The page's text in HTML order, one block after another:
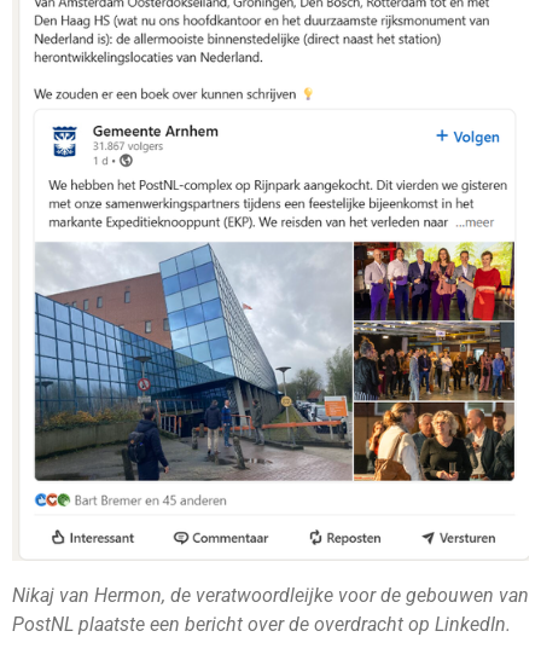
Nikaj van Hermon, de veratwoordleijke voor de gebouwen van
PostNL plaatste een bericht over de overdracht op LinkedIn.